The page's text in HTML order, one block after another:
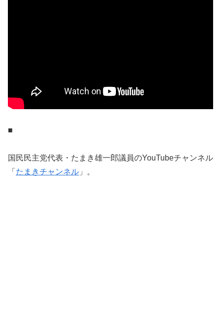
■
国民民主党代表・たまき雄一郎議員のYouTubeチャンネル
「 たまきチャンネル 」。